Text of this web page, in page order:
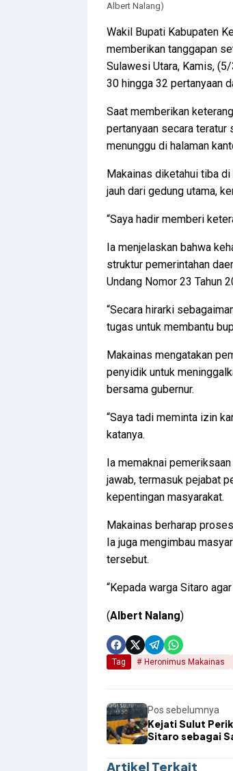
Albert Nalang)
Wakil Bupati Kabupaten
memberikan tanggapan
Sulawesi Utara, Kamis,
30 hingga 32 pertanyaan
Saat memberikan
pertanyaan secara
menunggu di halaman
Makainas diketahui tiba
jauh dari gedung utama,
“Saya hadir memberi
Ia menjelaskan bahwa
struktur pemerintahan
Undang Nomor 23 Tahun
“Secara hirarki
tugas untuk membantu
Makainas mengatakan
penyidik untuk
bersama gubernur.
“Saya tadi meminta izin
katanya.
Ia memaknai
jawab, termasuk pejabat
kepentingan masyarakat.
Makainas berharap
Ia juga mengimbau
tersebut.
“Kepada warga Sitaro
(Albert Nalang)
Tag Heronimus Makainas
Pos sebelumnya
Kejati Sulut
Sitaro sebagai
Artikel Terkait